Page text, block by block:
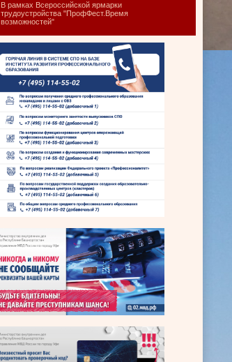
В рамках Всероссийской ярмарки
трудоустройства "ПрофФест.Время
возможностей"